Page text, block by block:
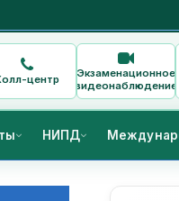
центр
Экзаменационное
видеонаблюдение
НИПД